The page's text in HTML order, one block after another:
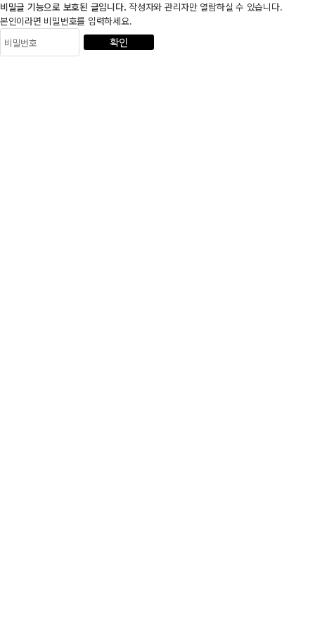
비밀글 기능으로 보호된 글입니다. 작성자와 관리자만 열람하실 수 있습니다.
본인이라면 비밀번호를 입력하세요.